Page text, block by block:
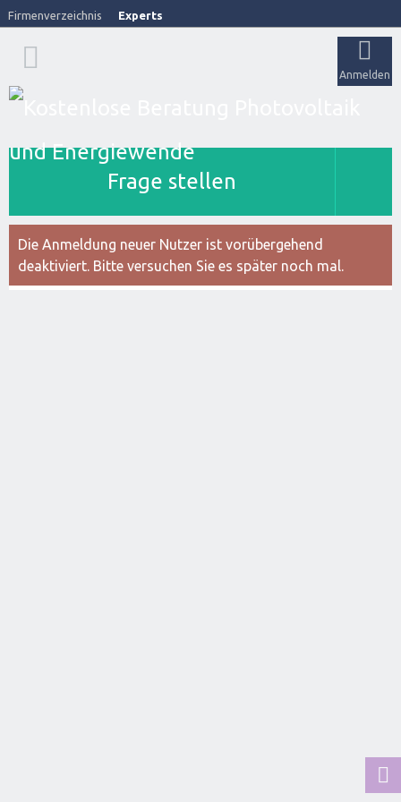
Firmenverzeichnis Experts
Anmelden
Frage stellen
Die Anmeldung neuer Nutzer ist vorübergehend
deaktiviert. Bitte versuchen Sie es später noch mal.